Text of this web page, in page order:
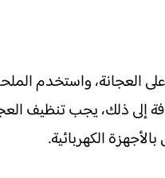
العجانة، واستخدم
إلى ذلك، يجب تنظيف
الكهربائية.